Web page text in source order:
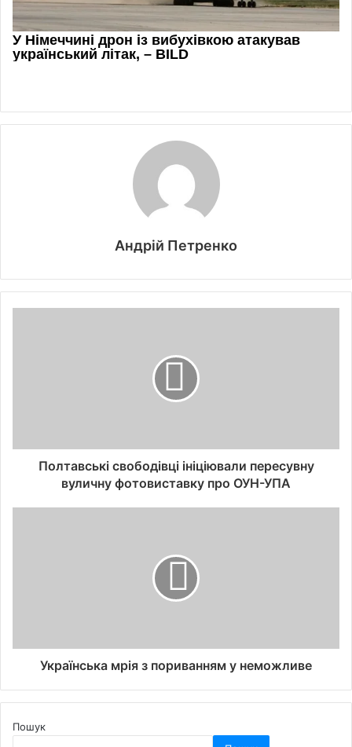
Андрій Петренко
Полтавські свободівці ініціювали пересувну
вуличну фотовиставку про ОУН-УПА
Українська мрія з пориванням у неможливе
Пошук